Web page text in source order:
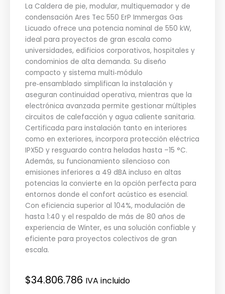
La Caldera de pie, modular, multiquemador y de
condensación Ares Tec 550 ErP Immergas Gas
Licuado ofrece una potencia nominal de 550 kW,
ideal para proyectos de gran escala como
universidades, edificios corporativos, hospitales y
condominios de alta demanda. Su diseño
compacto y sistema multi‑módulo
pre‑ensamblado simplifican la instalación y
aseguran continuidad operativa, mientras que la
electrónica avanzada permite gestionar múltiples
circuitos de calefacción y agua caliente sanitaria.
Certificada para instalación tanto en interiores
como en exteriores, incorpora protección eléctrica
IPX5D y resguardo contra heladas hasta –15 °C.
Además, su funcionamiento silencioso con
emisiones inferiores a 49 dBA incluso en altas
potencias la convierte en la opción perfecta para
entornos donde el confort acústico es esencial.
Con eficiencia superior al 104%, modulación de
hasta 1:40 y el respaldo de más de 80 años de
experiencia de Winter, es una solución confiable y
eficiente para proyectos colectivos de gran
escala.
$34.806.786 IVA incluido